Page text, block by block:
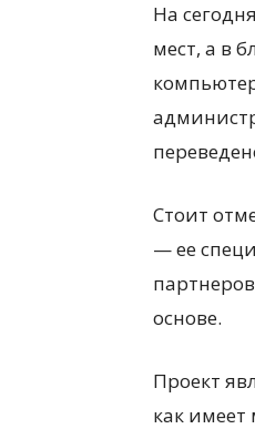
На
мест, а в
Стоит
— ее
основе.
Проект
как